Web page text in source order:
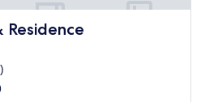
Residence